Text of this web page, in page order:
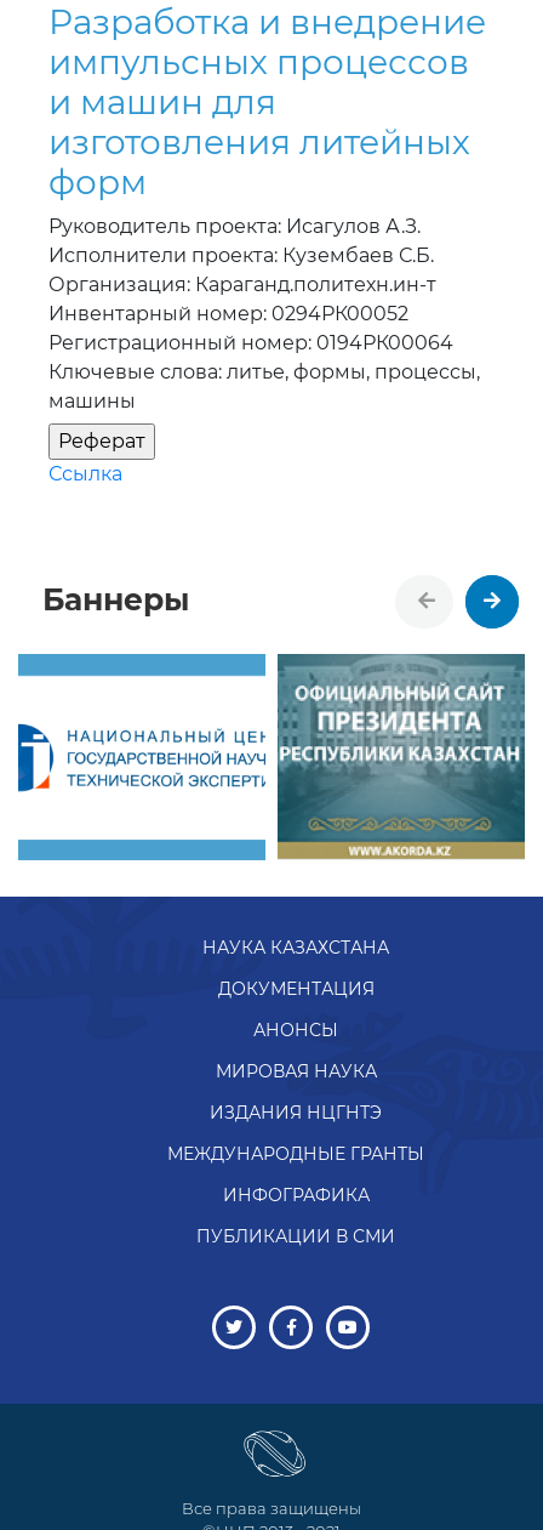
Разработка и внедрение
импульсных процессов
и машин для
изготовления литейных
форм
Руководитель проекта: Исагулов А.З.
Исполнители проекта: Кузембаев С.Б.
Организация: Караганд.политехн.ин-т
Инвентарный номер: 0294РК00052
Регистрационный номер: 0194РК00064
Ключевые слова: литье, формы, процессы,
машины
Ссылка
Баннеры
НАУКА КАЗАХСТАНА
ДОКУМЕНТАЦИЯ
АНОНСЫ
МИРОВАЯ НАУКА
ИЗДАНИЯ НЦГНТЭ
МЕЖДУНАРОДНЫЕ ГРАНТЫ
ИНФОГРАФИКА
ПУБЛИКАЦИИ В СМИ
Все права защищены